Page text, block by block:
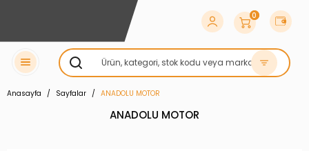
0
Anasayfa Sayfalar ANADOLU MOTOR
ANADOLU MOTOR